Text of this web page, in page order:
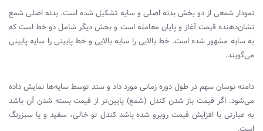
نمودار شمعی از دو بخش بدنه اصلی و سایه تشکیل شده است. بدنه اصلی شمع
نشان‌دهنده قیمت آغاز و پایان معامله است و بخش دیگر شامل دو خط است که
به سایه مشهور شده است. خط بالایی را سایه بالایی و خط پایینی را سایه پایینی
می‌گویند.
دامنه نوسان سهم در طول دوره زمانی مورد داد و ستد توسط سایه‌ها نمایش داده
می‌شود. اگر قیمت باز شدن کندل (شمع) پایین‌تر از قیمت بسته شدن آن باشد
به عبارتی با افزایش قیمت روبرو شده باشد کندل تو خالی، سفید و یا سبزرنگ